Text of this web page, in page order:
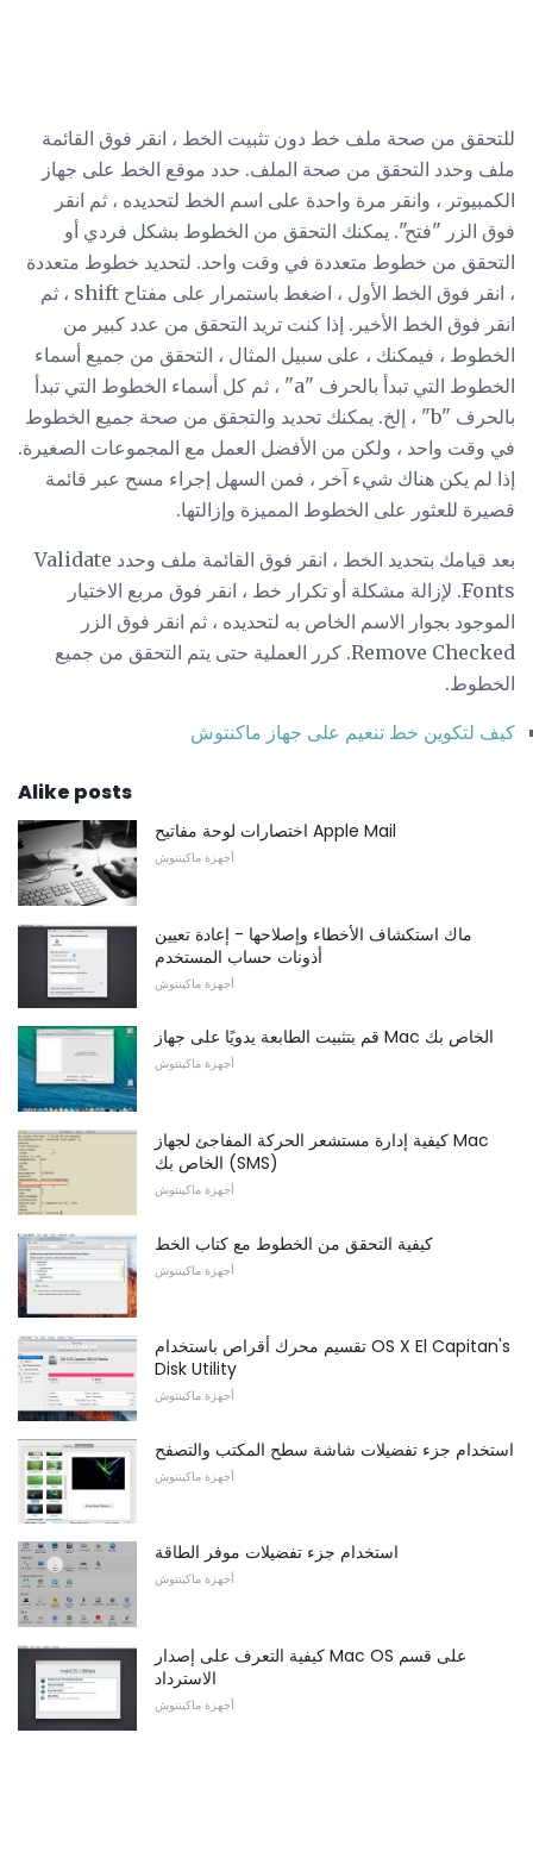
للتحقق من صحة ملف خط دون تثبيت الخط ، انقر فوق القائمة
ملف وحدد التحقق من صحة الملف. حدد موقع الخط على جهاز
الكمبيوتر ، وانقر مرة واحدة على اسم الخط لتحديده ، ثم انقر
فوق الزر "فتح". يمكنك التحقق من الخطوط بشكل فردي أو
التحقق من خطوط متعددة في وقت واحد. لتحديد خطوط متعددة
، انقر فوق الخط الأول ، اضغط باستمرار على مفتاح shift ، ثم
انقر فوق الخط الأخير. إذا كنت تريد التحقق من عدد كبير من
الخطوط ، فيمكنك ، على سبيل المثال ، التحقق من جميع أسماء
الخطوط التي تبدأ بالحرف "a" ، ثم كل أسماء الخطوط التي تبدأ
بالحرف "b" ، إلخ. يمكنك تحديد والتحقق من صحة جميع الخطوط
في وقت واحد ، ولكن من الأفضل العمل مع المجموعات الصغيرة.
إذا لم يكن هناك شيء آخر ، فمن السهل إجراء مسح عبر قائمة
قصيرة للعثور على الخطوط المميزة وإزالتها.
بعد قيامك بتحديد الخط ، انقر فوق القائمة ملف وحدد Validate
Fonts. لإزالة مشكلة أو تكرار خط ، انقر فوق مربع الاختيار
الموجود بجوار الاسم الخاص به لتحديده ، ثم انقر فوق الزر
Remove Checked. كرر العملية حتى يتم التحقق من جميع
الخطوط.
كيف لتكوين خط تنعيم على جهاز ماكنتوش
Alike posts
اختصارات لوحة مفاتيح Apple Mail
أجهزة ماكينتوش
ماك استكشاف الأخطاء وإصلاحها - إعادة تعيين
أذونات حساب المستخدم
أجهزة ماكينتوش
قم بتثبيت الطابعة يدويًا على جهاز Mac الخاص بك
أجهزة ماكينتوش
كيفية إدارة مستشعر الحركة المفاجئ لجهاز Mac
الخاص بك (SMS)
أجهزة ماكينتوش
كيفية التحقق من الخطوط مع كتاب الخط
أجهزة ماكينتوش
تقسيم محرك أقراص باستخدام OS X El Capitan's
Disk Utility
أجهزة ماكينتوش
استخدام جزء تفضيلات شاشة سطح المكتب والتصفح
أجهزة ماكينتوش
استخدام جزء تفضيلات موفر الطاقة
أجهزة ماكينتوش
كيفية التعرف على إصدار Mac OS على قسم
الاسترداد
أجهزة ماكينتوش